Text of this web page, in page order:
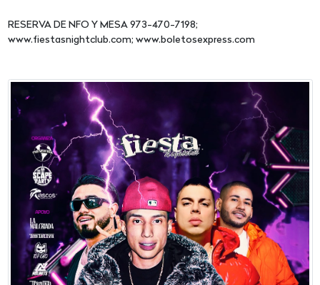
RESERVA DE NFO Y MESA 973-470-7198;
www.fiestasnightclub.com; www.boletosexpress.com